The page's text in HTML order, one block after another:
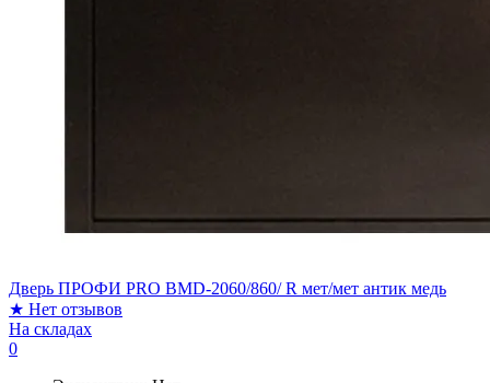
Дверь ПРОФИ PRO BMD-2060/860/ R мет/мет антик медь
★ Нет отзывов
На складах
0